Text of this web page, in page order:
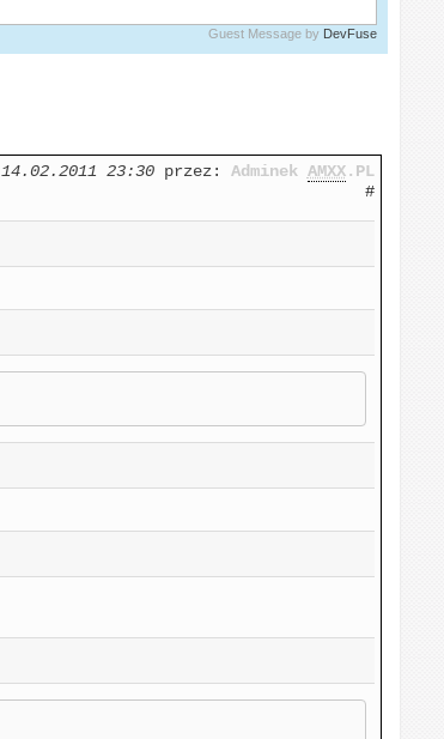
Guest Message by DevFuse
14.02.2011 23:30przez: Adminek AMXX.PL
#